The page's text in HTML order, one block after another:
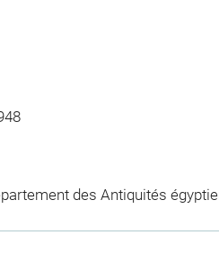
des Antiquités